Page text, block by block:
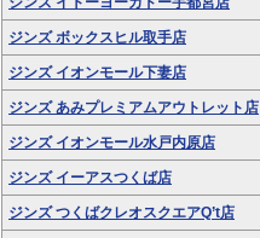
ジンズ ボックスヒル取手店
ジンズ イオンモール下妻店
ジンズ あみプレミアムアウトレット店
ジンズ イオンモール水戸内原店
ジンズ イーアスつくば店
ジンズ つくばクレオスクエアQ’t店